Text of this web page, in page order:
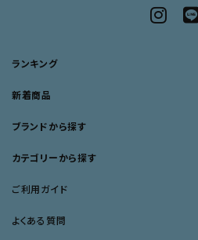
ランキング
新着商品
ブランドから探す
カテゴリーから探す
ご利用ガイド
よくある質問